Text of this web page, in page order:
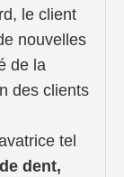
le client
nouvelles
de la
des clients
tel
dent,